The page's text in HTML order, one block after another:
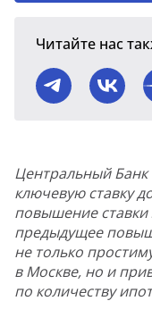
Читайте нас
Центральный
ключевую ставку
повышение
предыдущее
не только
в Москве, но и
по количеству